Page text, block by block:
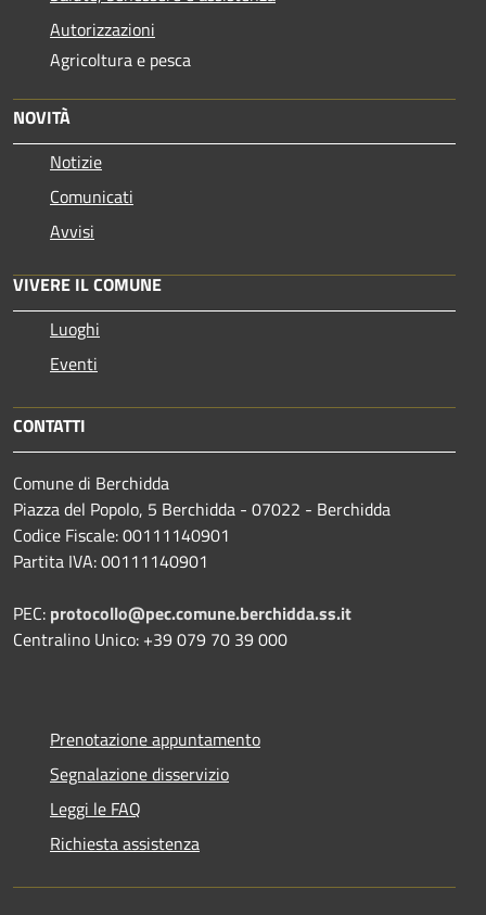
Autorizzazioni
Agricoltura e pesca
NOVITÀ
Notizie
Comunicati
Avvisi
VIVERE IL COMUNE
Luoghi
Eventi
CONTATTI
Comune di Berchidda
Piazza del Popolo, 5 Berchidda - 07022 - Berchidda
Codice Fiscale: 00111140901
Partita IVA: 00111140901
PEC: protocollo@pec.comune.berchidda.ss.it
Centralino Unico: +39 079 70 39 000
Prenotazione appuntamento
Segnalazione disservizio
Leggi le FAQ
Richiesta assistenza